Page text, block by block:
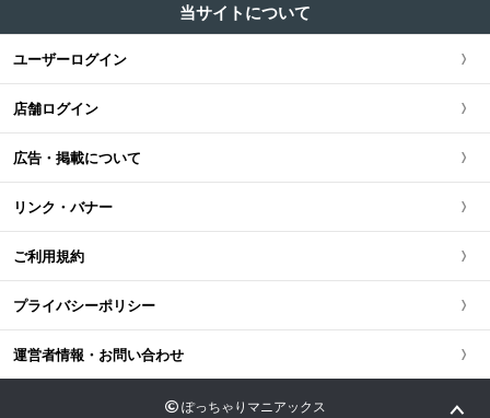
新橋・汐留・銀座・六本木・赤坂
上野・鶯谷・神田・秋葉原・日暮里
錦糸町・葛飾・江戸川
立川・八王子・町田・福生
茨城県
栃木県
群馬県
兵庫県
滋賀県
奈良県
和歌山県
静岡県
新潟県
岐阜県
三重県
山梨県
長野県
石川県
中国・四国版TOP
中国・四国全域
広島県
岡山県
鳥取県
島根県
山口県
香川県
+九州・沖縄
九州・沖縄版TOP
九州・沖縄全域
福岡県
熊本県
佐賀県
長崎県
大分県
エステ・回春 (1)
当サイトについて
ユーザーログイン
店舗ログイン
広告・掲載について
リンク・バナー
ご利用規約
プライバシーポリシー
運営者情報・お問い合わせ
ぽっちゃりマニアックス